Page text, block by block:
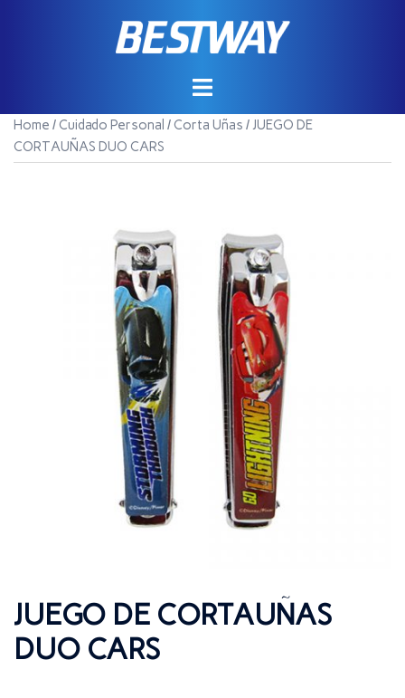
Home / Cuidado Personal / Corta Uñas / JUEGO DE
CORTAUÑAS DUO CARS
JUEGO DE CORTAUÑAS
DUO CARS